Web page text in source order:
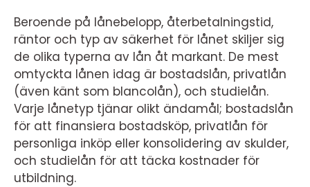
Beroende på lånebelopp, återbetalningstid,
räntor och typ av säkerhet för lånet skiljer sig
de olika typerna av lån åt markant. De mest
omtyckta lånen idag är bostadslån, privatlån
(även känt som blancolån), och studielån.
Varje lånetyp tjänar olikt ändamål; bostadslån
för att finansiera bostadsköp, privatlån för
personliga inköp eller konsolidering av skulder,
och studielån för att täcka kostnader för
utbildning.